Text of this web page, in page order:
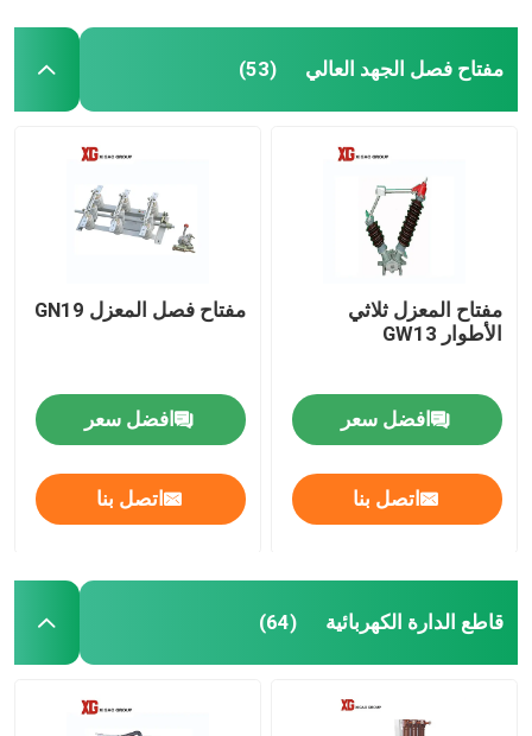
مفتاح فصل الجهد العالي (53)
مفتاح المعزل ثلاثي
الأطوار GW13
افضل سعر
اتصل بنا
مفتاح فصل المعزل GN19
افضل سعر
اتصل بنا
قاطع الدارة الكهربائية (64)